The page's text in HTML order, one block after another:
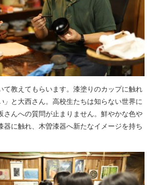
て教えてもらいます。漆塗りのカップに触れ
と大西さん。高校生たちは知らない世界に
さんへの質問が止まりません。鮮やかな色や
器に触れ、木曽漆器へ新たなイメージを持ち